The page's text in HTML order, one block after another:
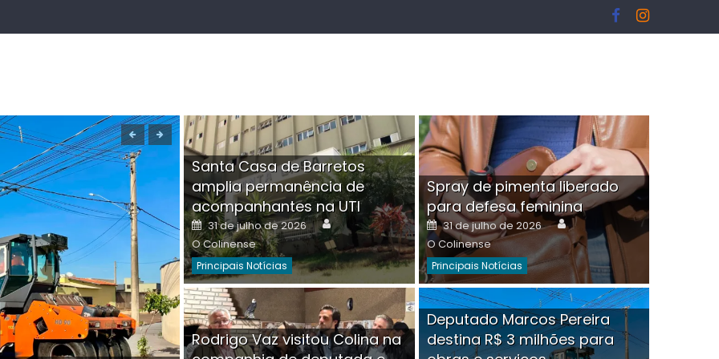
Boutique na Av. Ângelo Martins Tristão é
invadida por criminoso mascarado
Santa Casa de Barretos
amplia permanência de
acompanhantes na UTI
Posted
on
31 de julho de 2026 Author
O Colinense
Principais Notícias
Spray de pimenta liberado
para defesa feminina
Posted
on
31 de julho de 2026 Author
O Colinense
Principais Notícias
Rodrigo Vaz visitou Colina na
Deputado Marcos Pereira
destina R$ 3 milhões para